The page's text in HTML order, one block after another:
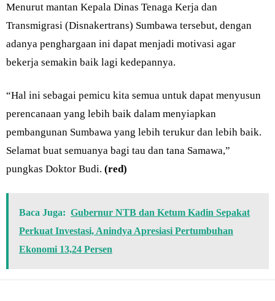
Menurut mantan Kepala Dinas Tenaga Kerja dan
Transmigrasi (Disnakertrans) Sumbawa tersebut, dengan
adanya penghargaan ini dapat menjadi motivasi agar
bekerja semakin baik lagi kedepannya.
“Hal ini sebagai pemicu kita semua untuk dapat menyusun
perencanaan yang lebih baik dalam menyiapkan
pembangunan Sumbawa yang lebih terukur dan lebih baik.
Selamat buat semuanya bagi tau dan tana Samawa,”
pungkas Doktor Budi. (red)
Baca Juga: Gubernur NTB dan Ketum Kadin Sepakat
Perkuat Investasi, Anindya Apresiasi Pertumbuhan
Ekonomi 13,24 Persen